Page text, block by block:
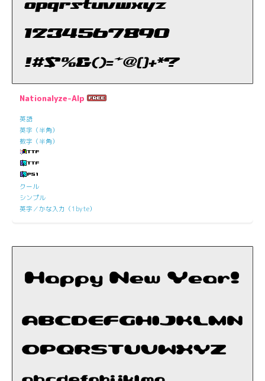
Nationalyze-Alp
英語
英字（半角）
数字（半角）
クール
シンプル
英字／かな入力（1byte）